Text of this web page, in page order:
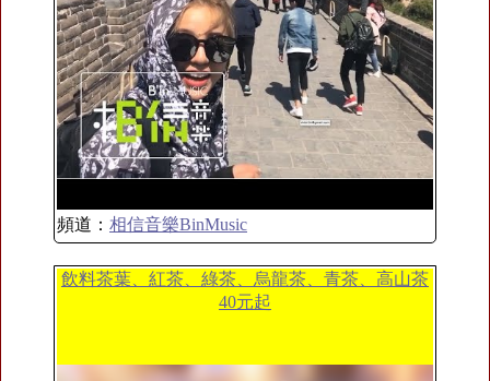
頻道： 相信音樂BinMusic
飲料茶葉、紅茶、綠茶、烏龍茶、青茶、高山茶
40元起